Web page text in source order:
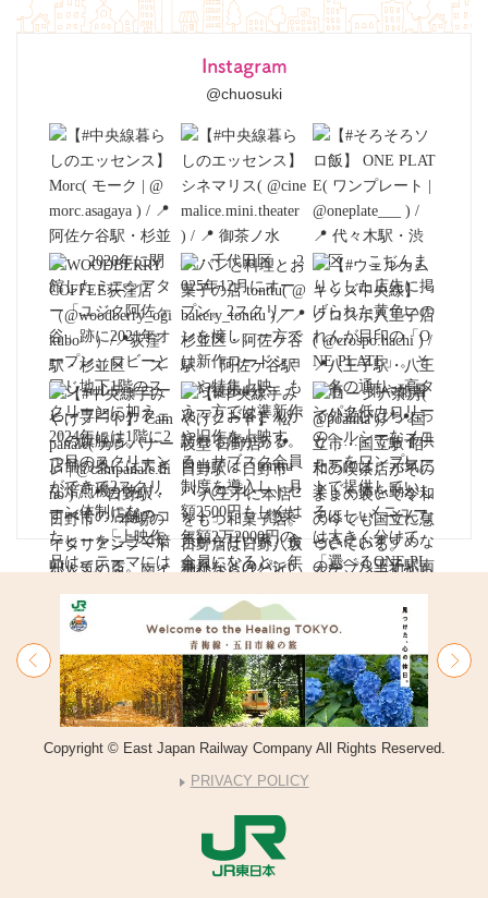
Instagram
@chuosuki
Copyright © East Japan Railway Company All Rights Reserved.
PRIVACY POLICY